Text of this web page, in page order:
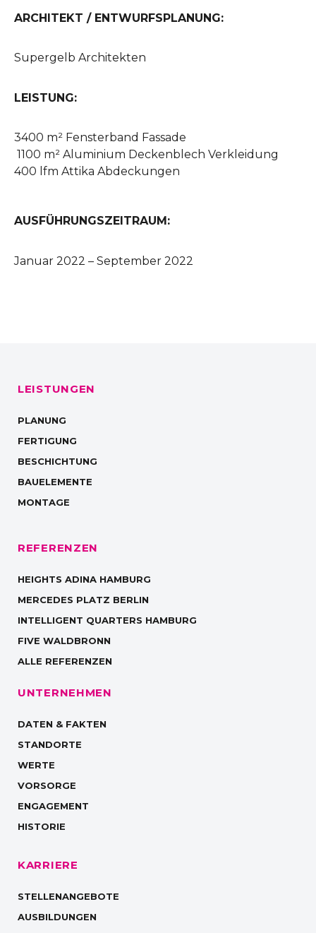
ARCHITEKT / ENTWURFSPLANUNG:
Supergelb Architekten
LEISTUNG:
3400 m² Fensterband Fassade
1100 m² Aluminium Deckenblech Verkleidung
400 lfm Attika Abdeckungen
AUSFÜHRUNGSZEITRAUM:
Januar 2022 – September 2022
LEISTUNGEN
PLANUNG
FERTIGUNG
BESCHICHTUNG
BAUELEMENTE
MONTAGE
REFERENZEN
HEIGHTS ADINA HAMBURG
MERCEDES PLATZ BERLIN
INTELLIGENT QUARTERS HAMBURG
FIVE WALDBRONN
ALLE REFERENZEN
UNTERNEHMEN
DATEN & FAKTEN
STANDORTE
WERTE
VORSORGE
ENGAGEMENT
HISTORIE
KARRIERE
STELLENANGEBOTE
AUSBILDUNGEN